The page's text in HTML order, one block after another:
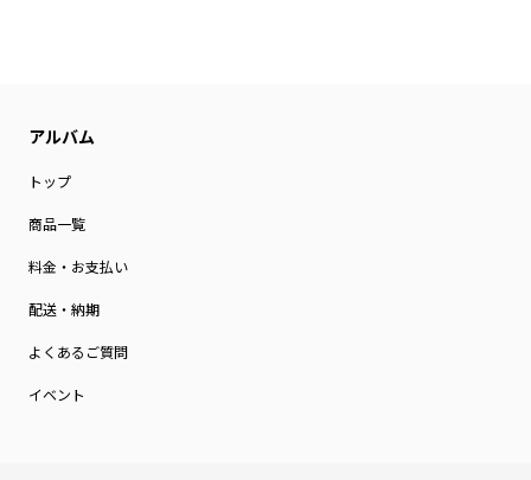
トップ
商品一覧
料金・お支払い
配送・納期
よくあるご質問
イベント